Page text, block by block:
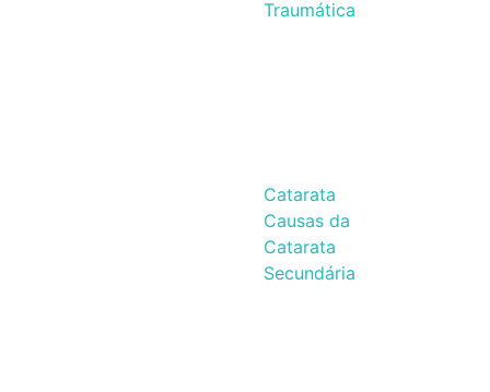
Traumática
Catarata
Causas da
Catarata
Secundária